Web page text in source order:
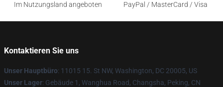
Im Nutzungsland angeboten
PayPal / MasterCard / Visa
Kontaktieren Sie uns
Unser Hauptbüro: 11015 15. St NW, Washington, DC 20005, US
Unser Lager: Gebäude 1, Wanghua Road, Changsha, Peking, CN